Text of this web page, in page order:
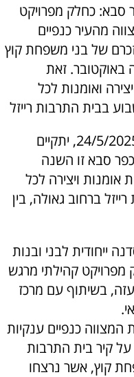
סבא: כחלק מפרויקט
מהעיר כנפיים
של בני משפחת קוץ
זאת
ואומנות לכל
בבית התרבות רייזל
בסוף השבוע הקרוב, יום שבת 24/5/2025, יתקיים
סבא זו השנה
אומנות ויצירה לכל
ברחוב גאולה, בין
ייחודית לבני ובנות
מפרויקט קהילתי מרגש
בשיתוף עם מרכז
המצווה כנפיים ענקיות
קיר בית התרבות
קוץ, אשר נרצחו